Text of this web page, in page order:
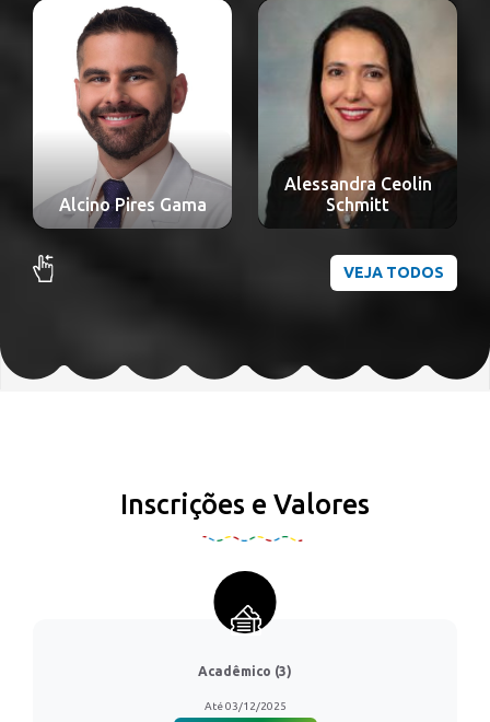
Alessandra Ceolin
Schmitt
Alexandre Nakao
Odashiro
VEJA TODOS
Inscrições e Valores
Acadêmico (3)
Até 03/12/2025